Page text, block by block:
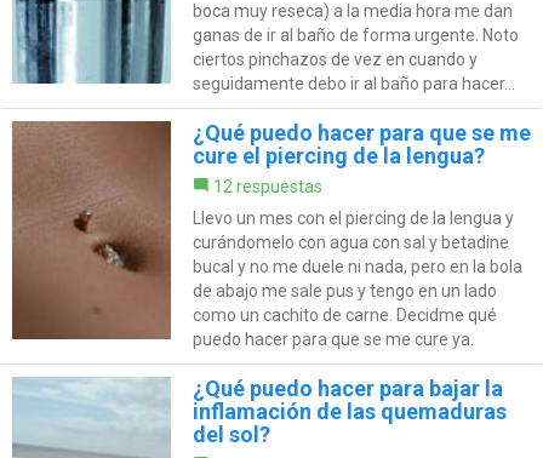
boca muy reseca) a la media hora me dan
ganas de ir al baño de forma urgente. Noto
ciertos pinchazos de vez en cuando y
seguidamente debo ir al baño para hacer...
¿Qué puedo hacer para que se me
cure el piercing de la lengua?
12 respuestas
Llevo un mes con el piercing de la lengua y
curándomelo con agua con sal y betadine
bucal y no me duele ni nada, pero en la bola
de abajo me sale pus y tengo en un lado
como un cachito de carne. Decidme qué
puedo hacer para que se me cure ya.
¿Qué puedo hacer para bajar la
inflamación de las quemaduras
del sol?